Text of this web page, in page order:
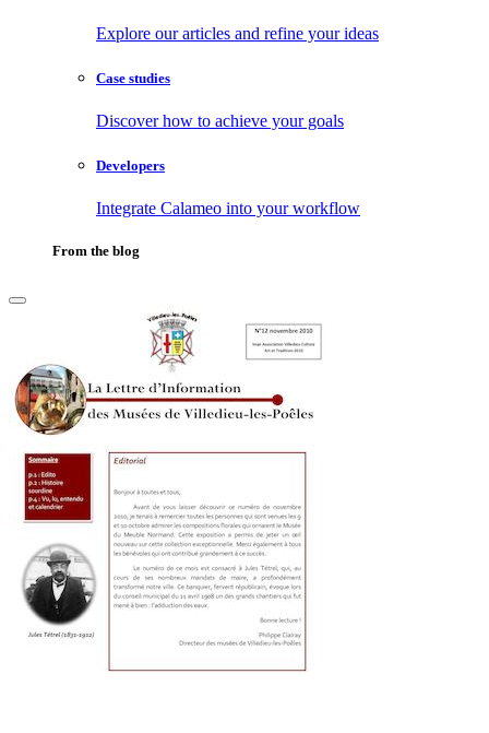
Explore our articles and refine your ideas
Case studies
Discover how to achieve your goals
Developers
Integrate Calameo into your workflow
From the blog